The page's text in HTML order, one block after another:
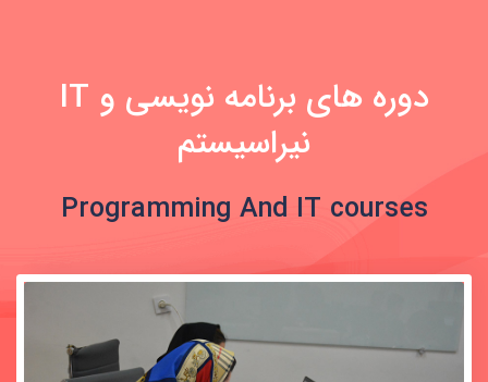
دوره های برنامه نویسی و IT
نیراسیستم
Programming And IT courses